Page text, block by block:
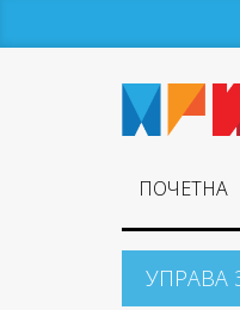
ПОЧЕТНА
УПРАВА